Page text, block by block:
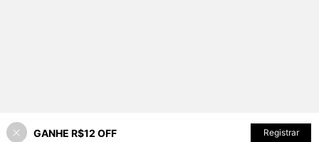
56% OFF! ADICIONAR AO CARRINHO
GANHE R$12 OFF Registrar